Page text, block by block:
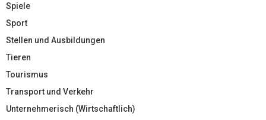
Spiele
Sport
Stellen und Ausbildungen
Tieren
Tourismus
Transport und Verkehr
Unternehmerisch (Wirtschaftlich)